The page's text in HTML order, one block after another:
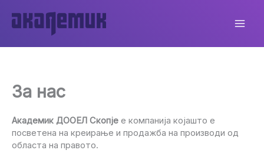
content
За нас
Академик ДООЕЛ Скопје е компанија којашто е
посветена на креирање и продажба на производи од
областа на правото.